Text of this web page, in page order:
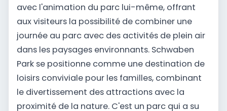
avec l'animation du parc lui-même, offrant
aux visiteurs la possibilité de combiner une
journée au parc avec des activités de plein air
dans les paysages environnants. Schwaben
Park se positionne comme une destination de
loisirs conviviale pour les familles, combinant
le divertissement des attractions avec la
proximité de la nature. C'est un parc qui a su